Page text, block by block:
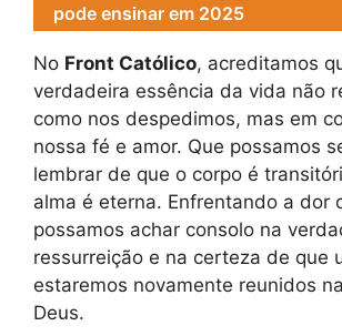
pode ensinar em 2025
No Front Católico, acreditamos
verdadeira essência da vida não
como nos despedimos, mas em
nossa fé e amor. Que possamos
lembrar de que o corpo é
alma é eterna. Enfrentando a dor
possamos achar consolo na
ressurreição e na certeza de que
estaremos novamente reunidos
Deus.